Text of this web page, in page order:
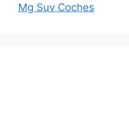
Mg Suv Coches